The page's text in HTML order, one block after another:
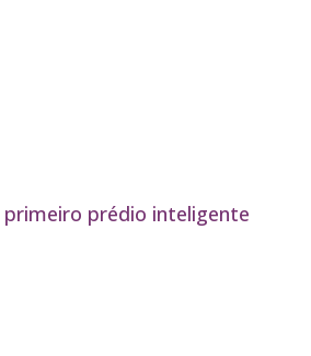
primeiro prédio inteligente